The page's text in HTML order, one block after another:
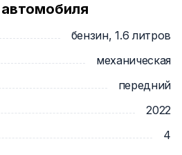
действует спец. цена на
автомобиля:
бензин, 1.6 литров
механическая
передний
2022
4